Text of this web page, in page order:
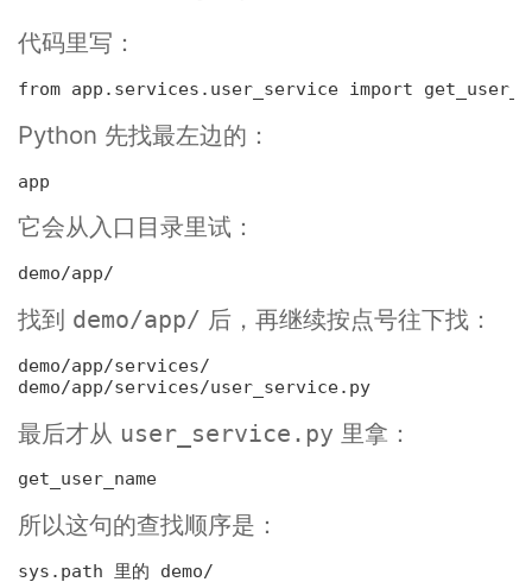
代码里写：
from app.services.user_service import
Python 先找最左边的：
它会从入口目录里试：
找到 demo/app/ 后，再继续按点号往下找：
demo/app/services/
最后才从 user_service.py 里拿：
所以这句的查找顺序是：